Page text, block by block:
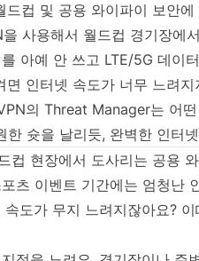
드컵 및 공용 와이파이 보안
을 사용해서 월드컵 경기장에
아예 안 쓰고 LTE/5G 데이
면 인터넷 속도가 너무 느려지
의 Threat Manager는 어
한 슛을 날리듯, 완벽한 인터
컵 현장에서 도사리는 공용
츠 이벤트 기간에는 엄청난
도가 무지 느려지잖아요?